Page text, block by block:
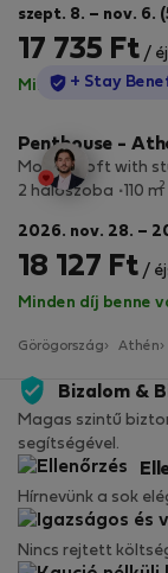
szept. 8. – nov. 6.
17 735 Ft /
Minden díj benne
+ Stay
Penthouse -
Modern loft with
2 hálószoba
110 m2
2026. nov. 28. –
18 127 Ft /
Minden díj benne
Görögország Athén
Bizalom &
Magas szintű
segítségével.
Hírnevünk a sok
Nincs rejtett